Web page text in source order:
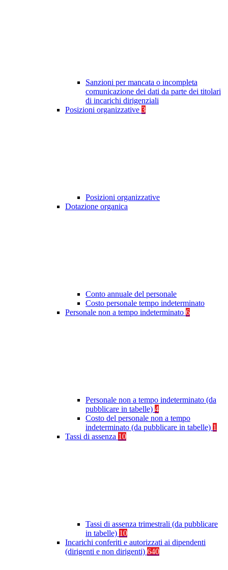
Sanzioni per mancata o incompleta
comunicazione dei dati da parte dei titolari
di incarichi dirigenziali
Posizioni organizzative 3
Posizioni organizzative
Dotazione organica
Conto annuale del personale
Costo personale tempo indeterminato
Personale non a tempo indeterminato 6
Personale non a tempo indeterminato (da
pubblicare in tabelle) 4
Costo del personale non a tempo
indeterminato (da pubblicare in tabelle) 1
Tassi di assenza 10
Tassi di assenza trimestrali (da pubblicare
in tabelle) 10
Incarichi conferiti e autorizzati ai dipendenti
(dirigenti e non dirigenti) 640